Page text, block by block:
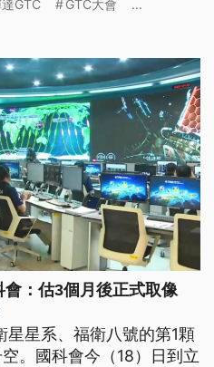
勳也再次點出台灣的重要
波AI產業鏈的核心位置。
GTC GTC大會 ...
：估3個月後正式取像
星星系、福衛八號的第1顆
。國科會今（18）日到立